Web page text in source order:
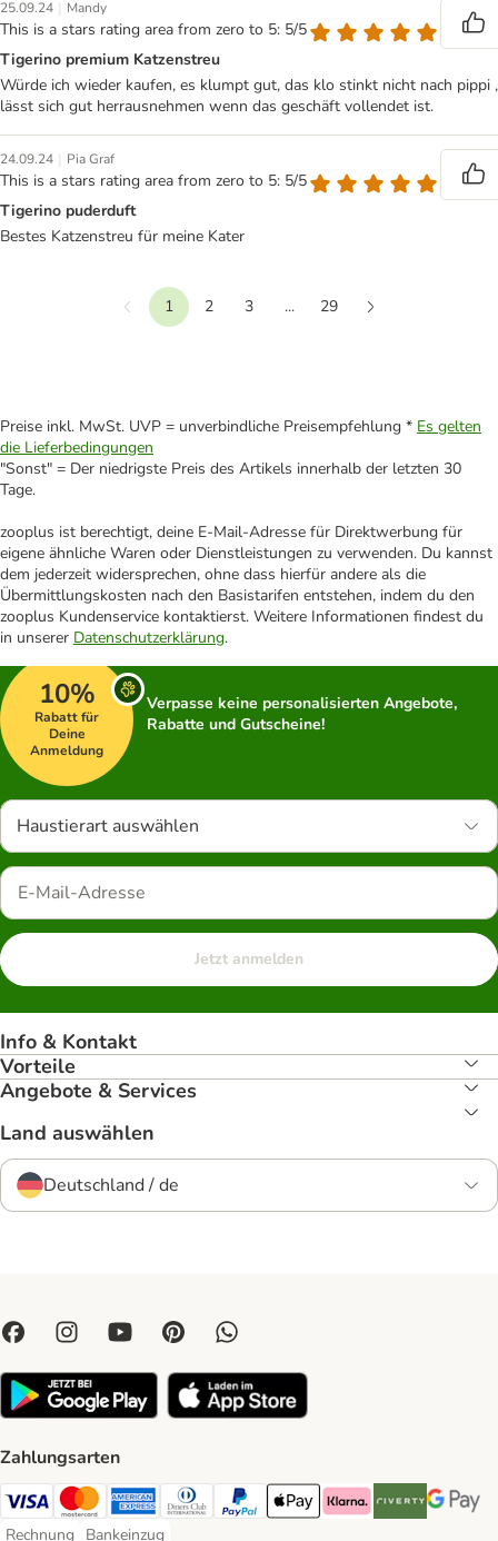
25.09.24 | Mandy
This is a stars rating area from zero to 5: 5/5
Tigerino premium Katzenstreu
Würde ich wieder kaufen, es klumpt gut, das klo stinkt nicht nach pippi ,
lässt sich gut herrausnehmen wenn das geschäft vollendet ist.
24.09.24 | Pia Graf
This is a stars rating area from zero to 5: 5/5
Tigerino puderduft
Bestes Katzenstreu für meine Kater
Vorherige
1 2 3 ...
29
Preise inkl. MwSt. UVP = unverbindliche Preisempfehlung * Es gelten
die Lieferbedingungen
"Sonst" = Der niedrigste Preis des Artikels innerhalb der letzten 30
Tage.
zooplus ist berechtigt, deine E-Mail-Adresse für Direktwerbung für
eigene ähnliche Waren oder Dienstleistungen zu verwenden. Du kannst
dem jederzeit widersprechen, ohne dass hierfür andere als die
Übermittlungskosten nach den Basistarifen entstehen, indem du den
zooplus Kundenservice kontaktierst. Weitere Informationen findest du
in unserer Datenschutzerklärung.
10%
Rabatt für
Deine
Anmeldung
Verpasse keine personalisierten Angebote,
Rabatte und Gutscheine!
Haustierart auswählen
Jetzt anmelden
Info & Kontakt
Vorteile
Angebote & Services
Land auswählen
Deutschland / de
Zahlungsarten
Visa Payment Method
Mastercard Payment Method
American Express Payment Method
Diners Club Payment Method
PayPal Payment Method
Apple Pay Payment Method
Klarna Payment Method
Riverty Payment
Google
Rechnung
Bankeinzug